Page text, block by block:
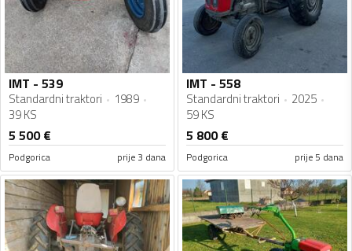
IMT - 539
Standardni traktori
1989
39 KS
5 500€
Podgorica prije 3 dana
IMT - 558
Standardni traktori
2025
59 KS
5 800€
Podgorica prije 5 dana